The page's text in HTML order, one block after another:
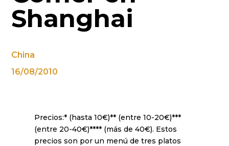
Shanghai
China
16/08/2010
Precios:* (hasta 10€)** (entre 10-20€)***
(entre 20-40€)**** (más de 40€). Estos
precios son por un menú de tres platos